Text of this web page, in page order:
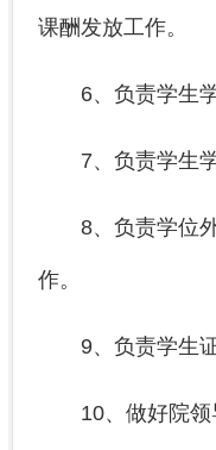
课酬发放工作。
6、负责学生
7、负责学生
8、负责学位
作。
9、负责学生
10、做好院